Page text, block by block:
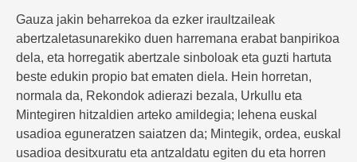
Gauza jakin beharrekoa da ezker iraultzaileak
abertzaletasunarekiko duen harremana erabat banpirikoa
dela, eta horregatik abertzale sinboloak eta guzti hartuta
beste edukin propio bat ematen diela. Hein horretan,
normala da, Rekondok adierazi bezala, Urkullu eta
Mintegiren hitzaldien arteko amildegia; lehena euskal
usadioa eguneratzen saiatzen da; Mintegik, ordea, euskal
usadioa desitxuratu eta antzaldatu egiten du eta horren